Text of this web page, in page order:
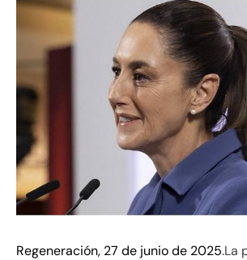
Regeneración, 27 de junio de 2025.La